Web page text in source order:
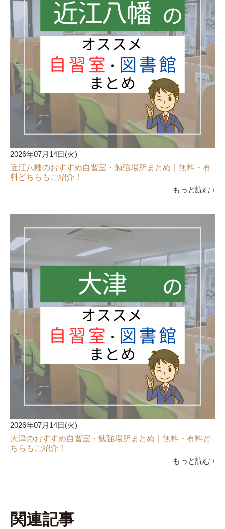
2026年07月14日(火)
近江八幡のおすすめ自習室・勉強場所まとめ｜無料・有
料どちらもご紹介！
もっと読む ›
2026年07月14日(火)
大津のおすすめ自習室・勉強場所まとめ｜無料・有料ど
ちらもご紹介！
もっと読む ›
関連記事